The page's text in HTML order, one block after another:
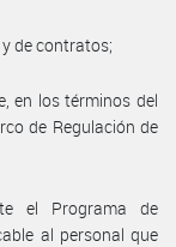
de contratos;
en los términos del
de Regulación de
el Programa de
al personal que